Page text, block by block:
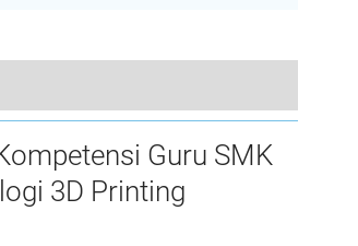
Kemenag ajak masyarakat ikuti Hari Sejuta Kiblat pada Senin Mendatang, ada Door Prize! ini syaratnya
Guru SMK
3D Printing